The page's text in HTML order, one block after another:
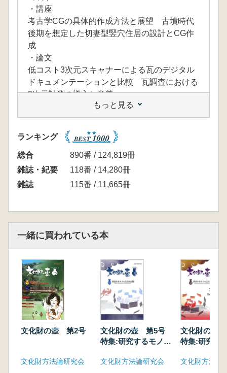
・講座
考古学CGの具体的作成方法と展望 古墳時代
後期を想定した切妻型竪穴住居の設計とCG作
成
・論文
低コスト3次元スキャナーによる瓦のデジタル
ドキュメンテーションと比較 瓦調査における
3次元計測の導入と意義
特殊光撮影による非接触調査 光学的反応を利
用した文化財調査報の実例
3次元ベクトル変位観測法
ハギア・ソフィア大聖堂モザイクの現状記録と
材料・技術考察
・展望
埋蔵文化財保存活用整備事業費による埋蔵文化
・文化財のための小道具
もっと見る
ランキング
総合
890番 / 124,819冊
雑誌・紀要
118番 / 14,280冊
雑誌
115番 / 11,665冊
一緒に買われている本
文化財の壺 第2号
文化財方法論研究会
文化財の壺 第5号
特集:研究するモノに
SfM/MVSを用いた考
文化財方法論研究会
文化財の
特集:研究す
を用いた考
文化財方法論